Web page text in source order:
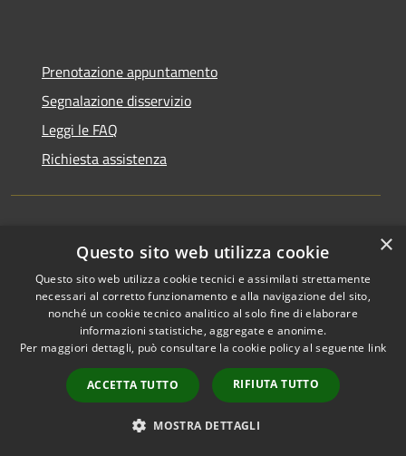
Prenotazione appuntamento
Segnalazione disservizio
Leggi le FAQ
Richiesta assistenza
Amministrazione trasparente
Informativa privacy
Note legali
Dichiarazione di accessibilità
Copyright © 2026 • Comune di
×
Questo sito web utilizza cookie
Questo sito web utilizza cookie tecnici e assimilati strettamente
necessari al corretto funzionamento e alla navigazione del sito,
nonché un cookie tecnico analitico al solo fine di elaborare
informazioni statistiche, aggregate e anonime.
Per maggiori dettagli, può consultare la cookie policy al seguente link
ACCETTA TUTTO RIFIUTA TUTTO
MOSTRA DETTAGLI